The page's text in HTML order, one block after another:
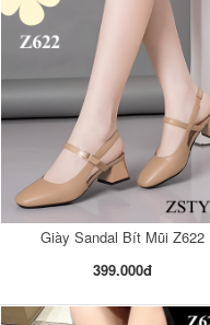
Giày Sandal Bít Mũi Z622
399.000đ